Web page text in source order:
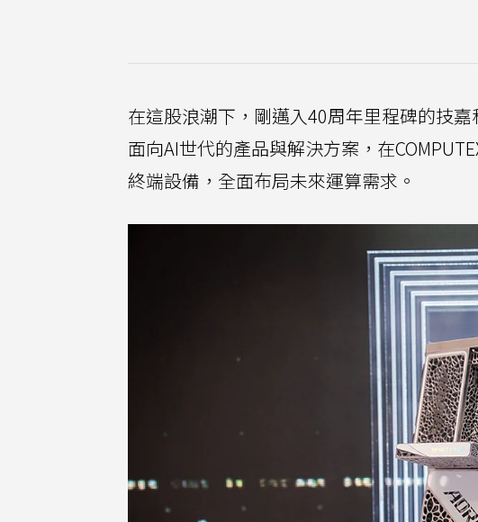
在這股浪潮下，剛邁入40周年里程碑的技
面向AI世代的產品與解決方案，在
終端設備，全面布局未來運算需求。